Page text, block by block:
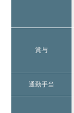
賞与
通勤手当